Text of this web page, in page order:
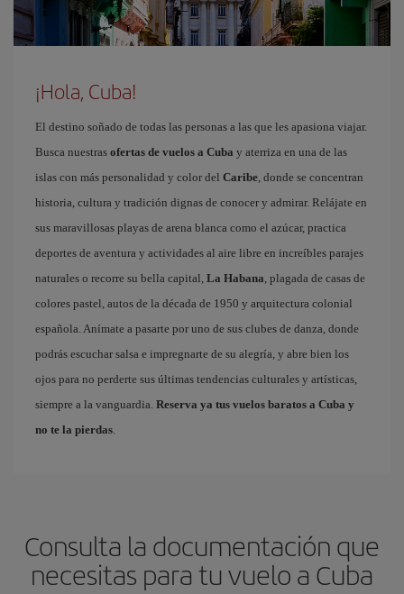
¡Hola, Cuba!
El destino soñado de todas las personas a las que les apasiona viajar.
Busca nuestras ofertas de vuelos a Cuba y aterriza en una de las
islas con más personalidad y color del Caribe , donde se concentran
historia, cultura y tradición dignas de conocer y admirar. Relájate en
sus maravillosas playas de arena blanca como el azúcar, practica
deportes de aventura y actividades al aire libre en increíbles parajes
naturales o recorre su bella capital, La Habana , plagada de casas de
colores pastel, autos de la década de 1950 y arquitectura colonial
española. Anímate a pasarte por uno de sus clubes de danza, donde
podrás escuchar salsa e impregnarte de su alegría, y abre bien los
ojos para no perderte sus últimas tendencias culturales y artísticas,
siempre a la vanguardia. Reserva ya tus vuelos baratos a Cuba y
no te la pierdas
Consulta la documentación que
necesitas para tu vuelo a Cuba